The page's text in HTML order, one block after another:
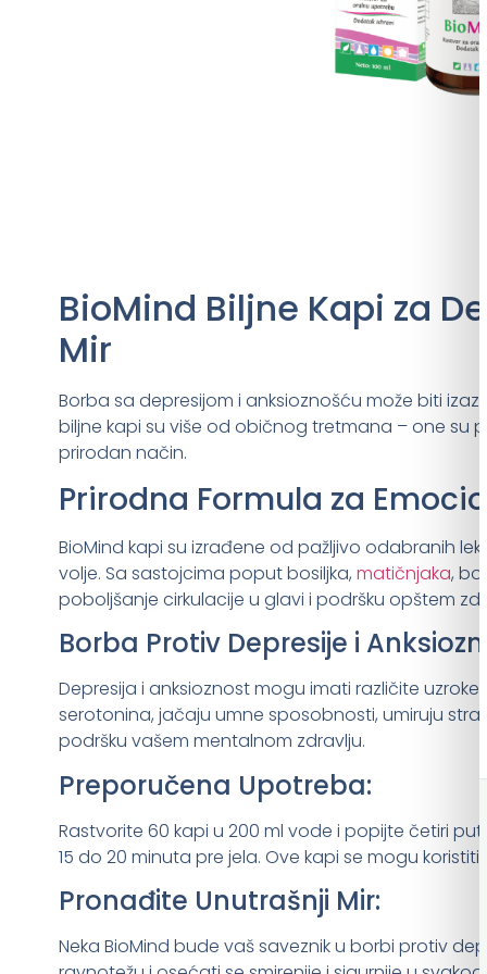
BioMind Biljne Kapi za
Mir
Borba sa depresijom i anksioznošću može biti
biljne kapi su više od običnog tretmana – one su
prirodan način.
Prirodna Formula za
BioMind kapi su izrađene od pažljivo odabranih
volje. Sa sastojcima poput bosiljka, matičnjaka,
poboljšanje cirkulacije u glavi i podršku opštem
Borba Protiv Depresije i
Depresija i anksioznost mogu imati različite
serotonina, jačaju umne sposobnosti, umiruju
podršku vašem mentalnom zdravlju.
Preporučena Upotreba:
Rastvorite 60 kapi u 200 ml vode i popijte četiri
15 do 20 minuta pre jela. Ove kapi se mogu
Pronađite Unutrašnji Mir:
Neka BioMind bude vaš saveznik u borbi protiv